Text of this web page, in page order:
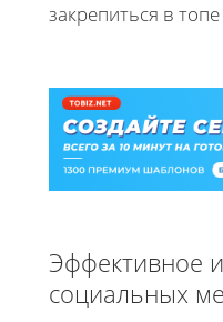
закрепиться в
Эффективное
социальных